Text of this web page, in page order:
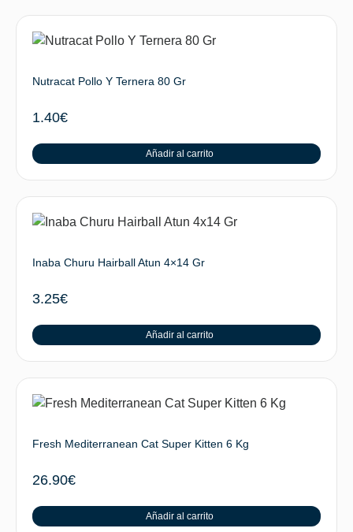
Nutracat Pollo Y Ternera 80 Gr
1.40€
Añadir al carrito
Inaba Churu Hairball Atun 4×14 Gr
3.25€
Añadir al carrito
Fresh Mediterranean Cat Super Kitten 6 Kg
26.90€
Añadir al carrito